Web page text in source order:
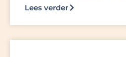
Lees verder